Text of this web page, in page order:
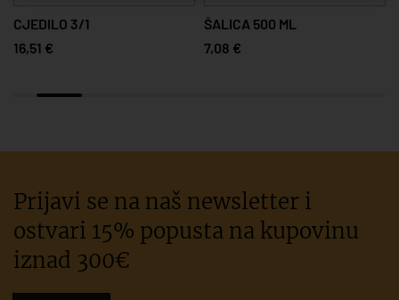
CJEDILO 3/1
16,51 €
ŠALICA 500 ML
7,08 €
Prijavi se na naš newsletter i
ostvari 15% popusta na kupovinu
iznad 300€